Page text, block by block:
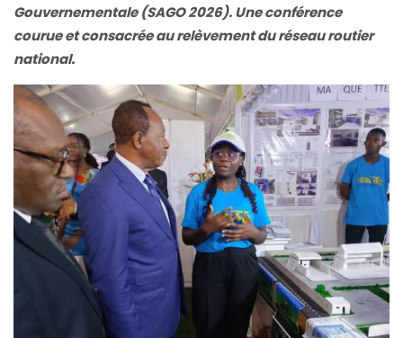
Gouvernementale (SAGO 2026). Une conférence
courue et consacrée au relèvement du réseau routier
national.